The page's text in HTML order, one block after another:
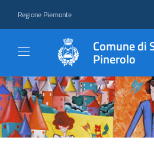
Regione Piemonte
Comune di
Pinerolo